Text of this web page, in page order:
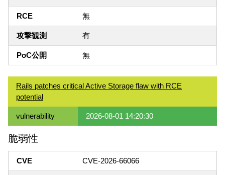
RCE 無
攻撃観測 有
PoC公開 無
Rails patches critical Active Storage flaw with RCE
potential
vulnerability 2026-08-01 14:20:30
脆弱性
CVE CVE-2026-66066